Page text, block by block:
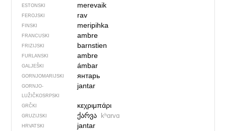
ESTONSKI merevaik
FEROJSKI rav
FINSKI meripihka
FRANCUSKI ambre
FRIZIJSKI barnstien
FURLANSKI ambre
GALJEŠKI ámbar
GORNJOMARIJSKI янтарь
GORNJO­
LUŽIČKOSRPSKI
jantar
GRČKI κεχριμπάρι
GRUZIJSKI ქარვა kʰɑrvɑ
HRVATSKI jantar